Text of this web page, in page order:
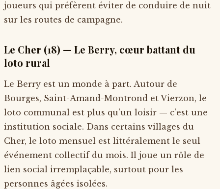
joueurs qui préfèrent éviter de conduire de nuit
sur les routes de campagne.
Le Cher (18) — Le Berry, cœur battant du
loto rural
Le Berry est un monde à part. Autour de
Bourges, Saint-Amand-Montrond et Vierzon, le
loto communal est plus qu'un loisir — c'est une
institution sociale. Dans certains villages du
Cher, le loto mensuel est littéralement le seul
événement collectif du mois. Il joue un rôle de
lien social irremplaçable, surtout pour les
personnes âgées isolées.